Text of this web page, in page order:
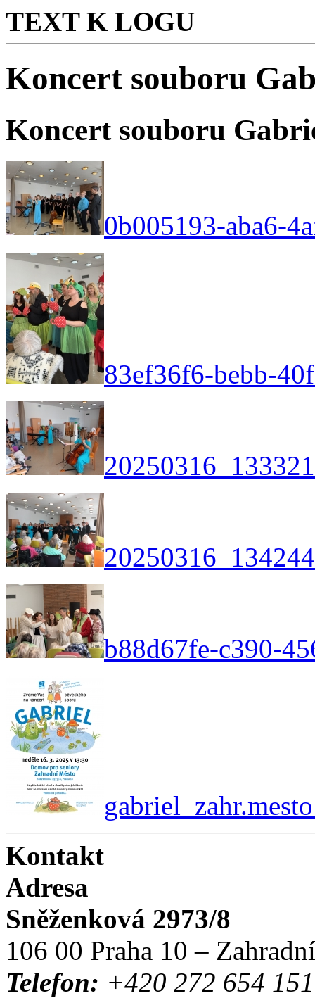
TEXT K LOGU
Koncert souboru
Koncert souboru
0b005193-aba6-
83ef36f6-bebb-
b88d67fe-c390-
Kontakt
Adresa
Sněženková 2973/8
106 00 Praha 10 –
Telefon: +420 272 654